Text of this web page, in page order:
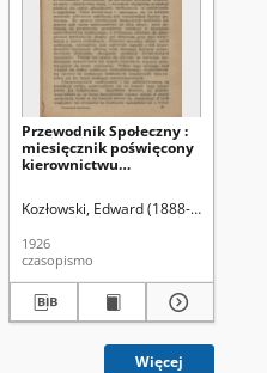
Redaktor
Przewodnik Społeczny :
miesięcznik poświęcony
kierownictwu
Kozłowski, Edward (1888-1940).
1926
czasopismo
Więcej